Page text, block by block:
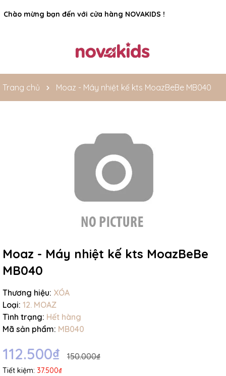
Chào mừng bạn đến với cửa hàng NOVAKIDS !
Rất nhiều ưu đãi và chương trình khuyến mãi đang chờ đợi
bạn
Trang chủ Moaz - Máy nhiệt kế kts MoazBeBe MB040
Moaz - Máy nhiệt kế kts MoazBeBe
MB040
Thương hiệu: XÓA
Loại: 12. MOAZ
Tình trạng: Hết hàng
Mã sản phẩm: MB040
112.500₫ 150.000₫
Tiết kiệm: 37.500₫